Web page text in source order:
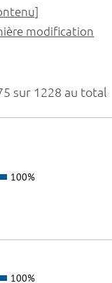
sur 1228 au total
100%
100%
modification